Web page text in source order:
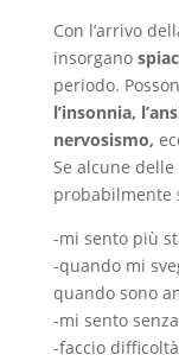
Con l’arrivo
insorgano
periodo.
l’insonnia,
nervosismo,
Se alcune
probabilmente
-mi sento più
-quando mi
quando sono
-mi sento
-faccio